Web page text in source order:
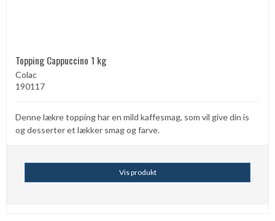
Topping Cappuccino 1 kg
Colac
190117
Denne lækre topping har en mild kaffesmag, som vil give din is
og desserter et lækker smag og farve.
Vis produkt